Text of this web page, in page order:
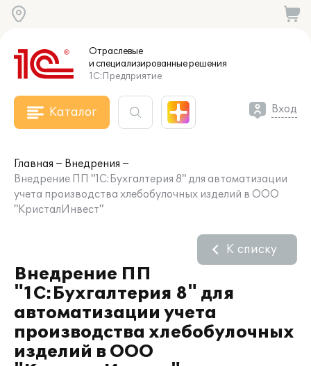
Отраслевые
и специализированныерешения
1С:Предприятие
Каталог Вход
Главная
Внедрения
Внедрение ПП "1С:Бухгалтерия 8" для автоматизации
учета производства хлебобулочных изделий в ООО
"КристалИнвест"
Внедрение ПП
"1С:Бухгалтерия 8" для
автоматизации учета
производства хлебобулочных
изделий в ООО
К списку